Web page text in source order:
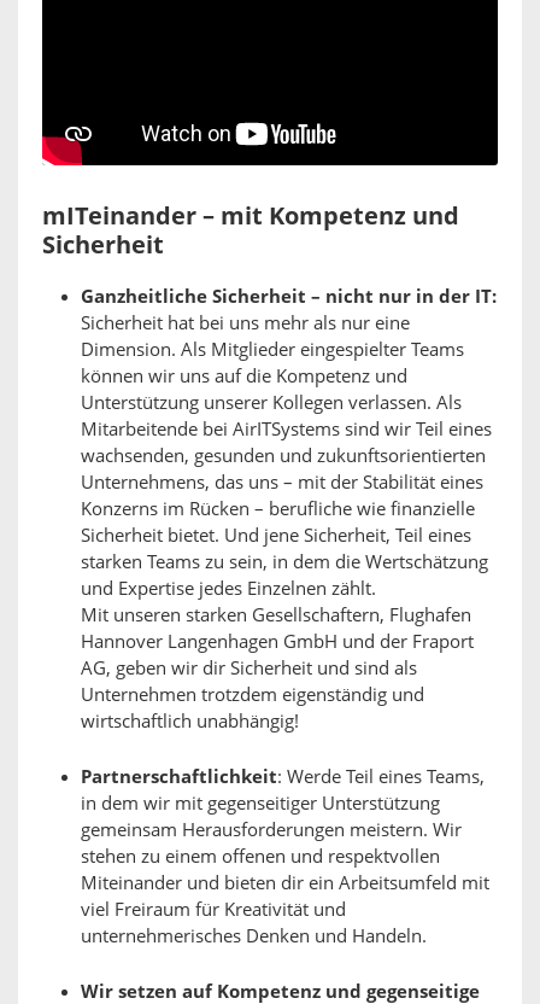
mITeinander – mit Kompetenz und
Sicherheit
Ganzheitliche Sicherheit – nicht nur in der IT:
Sicherheit hat bei uns mehr als nur eine
Dimension. Als Mitglieder eingespielter Teams
können wir uns auf die Kompetenz und
Unterstützung unserer Kollegen verlassen. Als
Mitarbeitende bei AirITSystems sind wir Teil eines
wachsenden, gesunden und zukunftsorientierten
Unternehmens, das uns – mit der Stabilität eines
Konzerns im Rücken – berufliche wie finanzielle
Sicherheit bietet. Und jene Sicherheit, Teil eines
starken Teams zu sein, in dem die Wertschätzung
und Expertise jedes Einzelnen zählt.
Mit unseren starken Gesellschaftern, Flughafen
Hannover Langenhagen GmbH und der Fraport
AG, geben wir dir Sicherheit und sind als
Unternehmen trotzdem eigenständig und
wirtschaftlich unabhängig!
Partnerschaftlichkeit: Werde Teil eines Teams,
in dem wir mit gegenseitiger Unterstützung
gemeinsam Herausforderungen meistern. Wir
stehen zu einem offenen und respektvollen
Miteinander und bieten dir ein Arbeitsumfeld mit
viel Freiraum für Kreativität und
unternehmerisches Denken und Handeln.
Wir setzen auf Kompetenz und gegenseitige